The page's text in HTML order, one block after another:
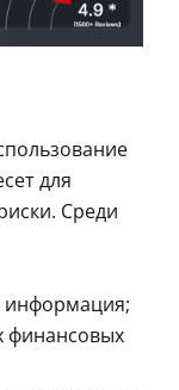
для
Среди
информация;
финансовых